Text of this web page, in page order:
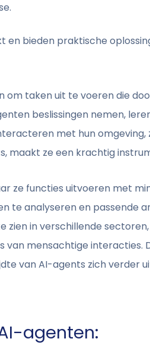
bieden praktische
taken uit te voeren die
beslissingen nemen,
met hun omgeving,
maakt ze een krachtig
ze functies uitvoeren met
te analyseren en passende
zien in verschillende
mensachtige interacties.
van AI-agents zich verder
agenten: